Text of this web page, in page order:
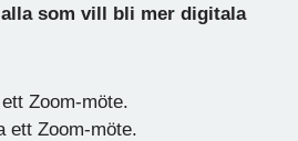
som vill bli mer digitala
Zoom-möte.
ett Zoom-möte.